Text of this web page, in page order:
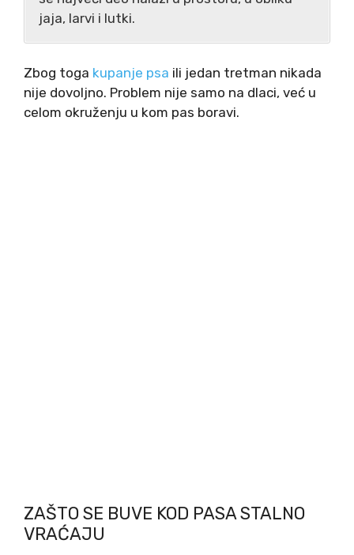
jaja, larvi i lutki.
Zbog toga kupanje psa ili jedan tretman nikada
nije dovoljno. Problem nije samo na dlaci, već u
celom okruženju u kom pas boravi.
ZAŠTO SE BUVE KOD PASA STALNO
VRAĆAJU